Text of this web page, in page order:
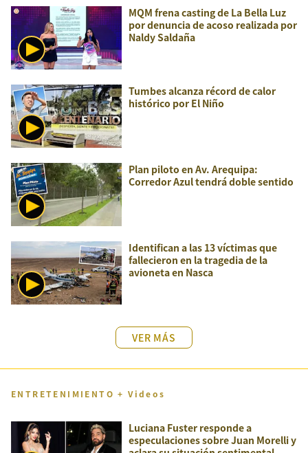
MQM frena casting de La Bella Luz
por denuncia de acoso realizada por
Naldy Saldaña
Tumbes alcanza récord de calor
histórico por El Niño
Plan piloto en Av. Arequipa:
Corredor Azul tendrá doble sentido
Identifican a las 13 víctimas que
fallecieron en la tragedia de la
avioneta en Nasca
VER MÁS
ENTRETENIMIENTO + Videos
Luciana Fuster responde a
especulaciones sobre Juan Morelli y